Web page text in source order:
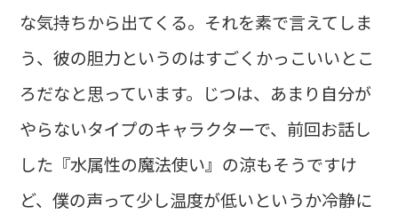
な気持ちから出てくる。それを素で言えてしま
う、彼の胆力というのはすごくかっこいいとこ
ろだなと思っています。じつは、あまり自分が
やらないタイプのキャラクターで、前回お話し
した『水属性の魔法使い』の涼もそうですけ
ど、僕の声って少し温度が低いというか冷静に